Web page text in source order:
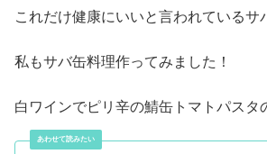
これだけ健康にいいと言われているサ
私もサバ缶料理作ってみました！
白ワインでピリ辛の鯖缶トマトパスタ